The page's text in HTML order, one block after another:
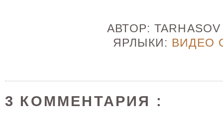
АВТОР:
ЯРЛЫКИ: ВИДЕО
3 КОММЕНТАРИЯ :